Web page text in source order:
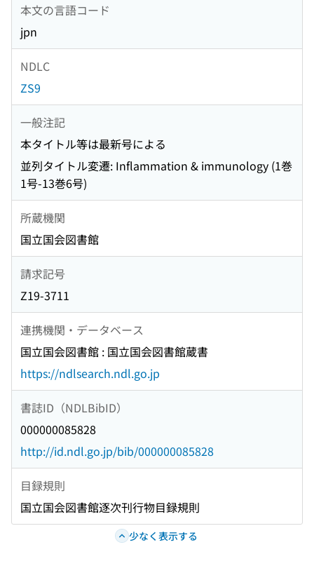
本文の言語コード
jpn
NDLC
ZS9
一般注記
本タイトル等は最新号による
並列タイトル変遷: Inflammation & immunology (1巻
1号-13巻6号)
所蔵機関
国立国会図書館
請求記号
Z19-3711
連携機関・データベース
国立国会図書館 : 国立国会図書館蔵書
https://ndlsearch.ndl.go.jp
書誌ID（NDLBibID）
000000085828
http://id.ndl.go.jp/bib/000000085828
目録規則
国立国会図書館逐次刊行物目録規則
少なく表示する